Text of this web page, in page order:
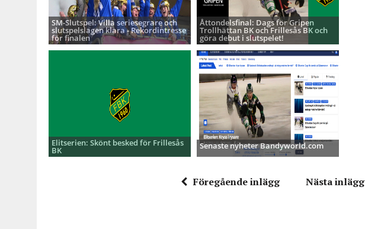
SM-Slutspel: Villa seriesegrare och
slutspelslagen klara - Rekordintresse
för finalen
Åttondelsfinal: Dags för Gripen
Trollhättan BK och Frillesås BK och
göra debut i slutspelet!
Elitserien: Skönt besked för Frillesås
BK Senaste nyheter Bandyworld.com
Föregående inlägg Nästa inlägg